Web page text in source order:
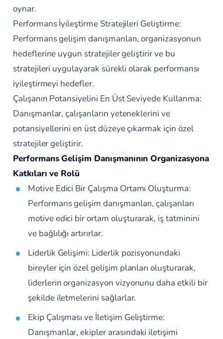
oynar.
Performans İyileştirme Stratejileri Geliştirme:
Performans gelişim danışmanları, organizasyonun
hedeflerine uygun stratejiler geliştirir ve bu
stratejileri uygulayarak sürekli olarak performansı
iyileştirmeyi hedefler.
Çalışanın Potansiyelini En Üst Seviyede Kullanma:
Danışmanlar, çalışanların yeteneklerini ve
potansiyellerini en üst düzeye çıkarmak için özel
stratejiler geliştirir.
Performans Gelişim Danışmanının Organizasyona
Katkıları ve Rolü
Motive Edici Bir Çalışma Ortamı Oluşturma:
Performans gelişim danışmanları, çalışanları
motive edici bir ortam oluşturarak, iş tatminini
ve bağlılığı artırırlar.
Liderlik Gelişimi: Liderlik pozisyonundaki
bireyler için özel gelişim planları oluşturarak,
liderlerin organizasyon vizyonunu daha etkili bir
şekilde iletmelerini sağlarlar.
Ekip Çalışması ve İletişim Geliştirme:
Danışmanlar, ekipler arasındaki iletişimi